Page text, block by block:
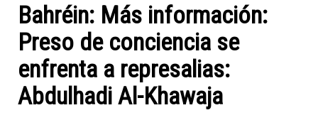
Bahréin: Más información:
Preso de conciencia se
enfrenta a represalias:
Abdulhadi Al-Khawaja